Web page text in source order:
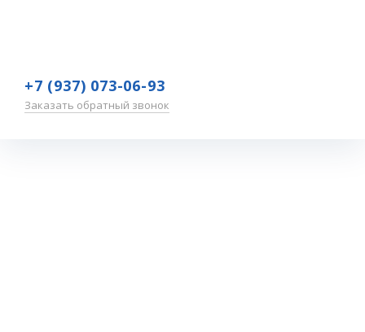
+7 (937) 073-06-93
Заказать обратный звонок